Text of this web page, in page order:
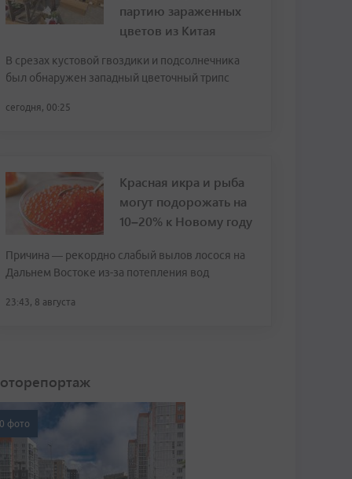
партию зараженных
цветов из Китая
В срезах кустовой гвоздики и подсолнечника
был обнаружен западный цветочный трипс
сегодня, 00:25
Красная икра и рыба
могут подорожать на
10–20% к Новому году
Причина — рекордно слабый вылов лосося на
Дальнем Востоке из-за потепления вод
23:43, 8 августа
фото